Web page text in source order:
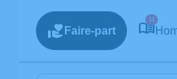
Faire-part
11